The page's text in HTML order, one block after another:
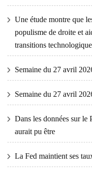
Une étude montre que
populisme de droite et
transitions
Semaine du 27 avril
Semaine du 27 avril
Dans les données sur le
aurait pu être
La Fed maintient ses